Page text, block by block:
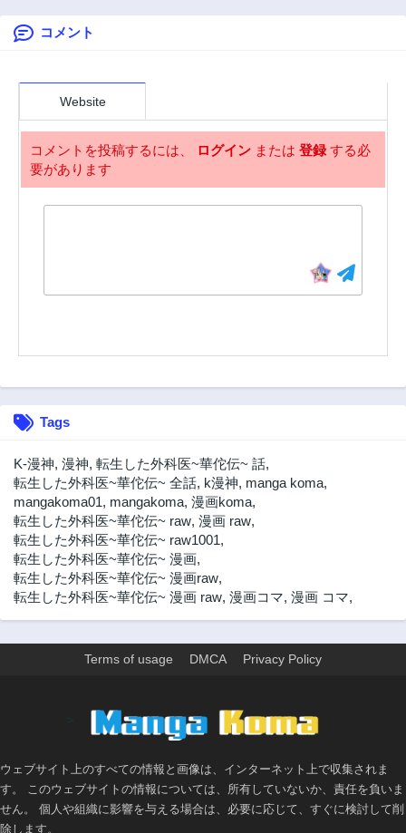
64話
62話
3年前 3年前
58話
48話
3年前
46話
3年前
45話
3年前
44話
3年前
43話
3年前
42話
3年前
40話
3年前
39話
3年前
38話 37話
3年前
3年前
32話
3年前
31話
3年前
コメント
Website
コメントを投稿するには、 ログイン または 登録する必
要があります
Tags
K-漫神, 漫神, 転生した外科医~華佗伝~ 話,
転生した外科医~華佗伝~ 全話, k漫神, manga koma,
mangakoma01, mangakoma, 漫画koma,
転生した外科医~華佗伝~ raw, 漫画 raw,
転生した外科医~華佗伝~ raw1001,
転生した外科医~華佗伝~ 漫画,
転生した外科医~華佗伝~ 漫画raw,
転生した外科医~華佗伝~ 漫画 raw, 漫画コマ, 漫画 コマ,
Terms of usage DMCA Privacy Policy
ウェブサイト上のすべての情報と画像は、インターネット上で収集されま
す。 このウェブサイトの情報については、所有していないか、責任を負いま
せん。 個人や組織に影響を与える場合は、必要に応じて、すぐに検討して削
除します。